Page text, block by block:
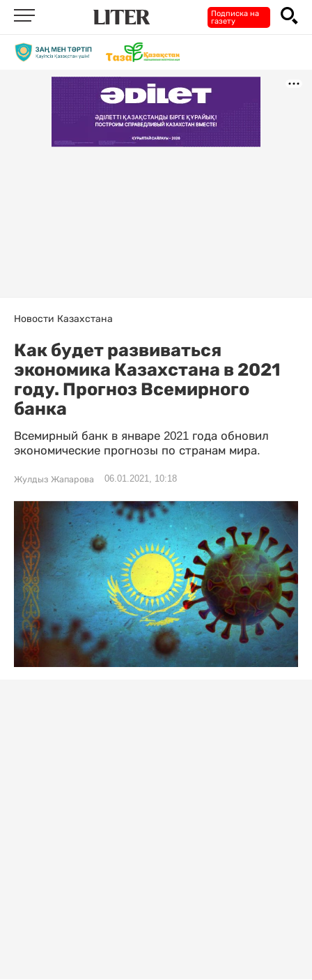
Подписка на
газету
Новости Казахстана
Как будет развиваться
экономика Казахстана в 2021
году. Прогноз Всемирного
банка
Всемирный банк в январе 2021 года обновил
экономические прогнозы по странам мира.
Жулдыз Жапарова 06.01.2021, 10:18